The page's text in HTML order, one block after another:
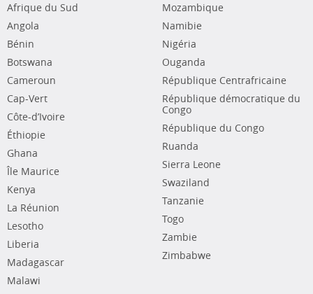
Afrique du Sud
Angola
Bénin
Botswana
Cameroun
Cap-Vert
Côte-d’Ivoire
Éthiopie
Ghana
Île Maurice
Kenya
La Réunion
Lesotho
Liberia
Madagascar
Malawi
Mozambique
Namibie
Nigéria
Ouganda
République Centrafricaine
République démocratique du
Congo
République du Congo
Ruanda
Sierra Leone
Swaziland
Tanzanie
Togo
Zambie
Zimbabwe